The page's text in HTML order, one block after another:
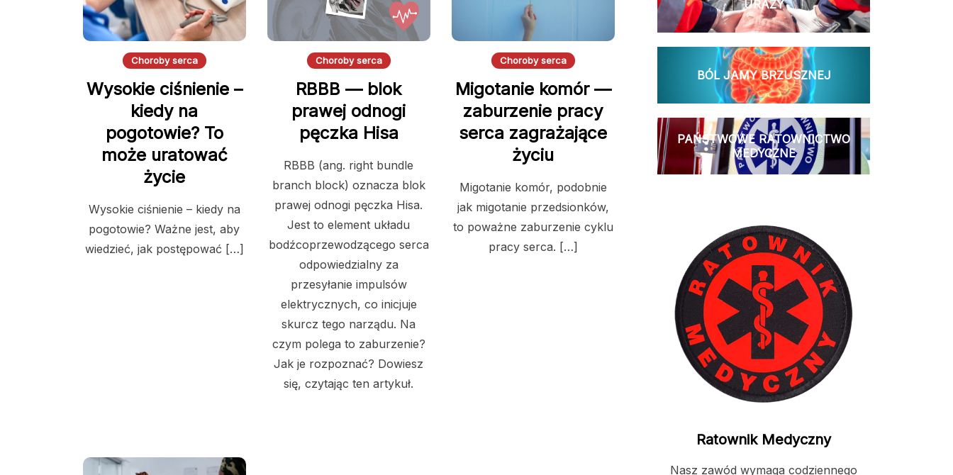
Choroby serca
Wysokie ciśnienie –
kiedy na
pogotowie? To
może uratować
życie
Wysokie ciśnienie – kiedy na
pogotowie? Ważne jest, aby
wiedzieć, jak postępować […]
Choroby serca
RBBB — blok
prawej odnogi
pęczka Hisa
RBBB (ang. right bundle
branch block) oznacza blok
prawej odnogi pęczka Hisa.
Jest to element układu
bodźcoprzewodzącego serca
odpowiedzialny za
przesyłanie impulsów
elektrycznych, co inicjuje
skurcz tego narządu. Na
czym polega to zaburzenie?
Jak je rozpoznać? Dowiesz
się, czytając ten artykuł.
Choroby serca
Migotanie komór —
zaburzenie pracy
serca zagrażające
życiu
Migotanie komór, podobnie
jak migotanie przedsionków,
to poważne zaburzenie cyklu
pracy serca. […]
URAZY
BÓL JAMY BRZUSZNEJ
PAŃSTWOWE RATOWNICTWO
MEDYCZNE
Ratownik Medyczny
Nasz zawód wymaga codziennego